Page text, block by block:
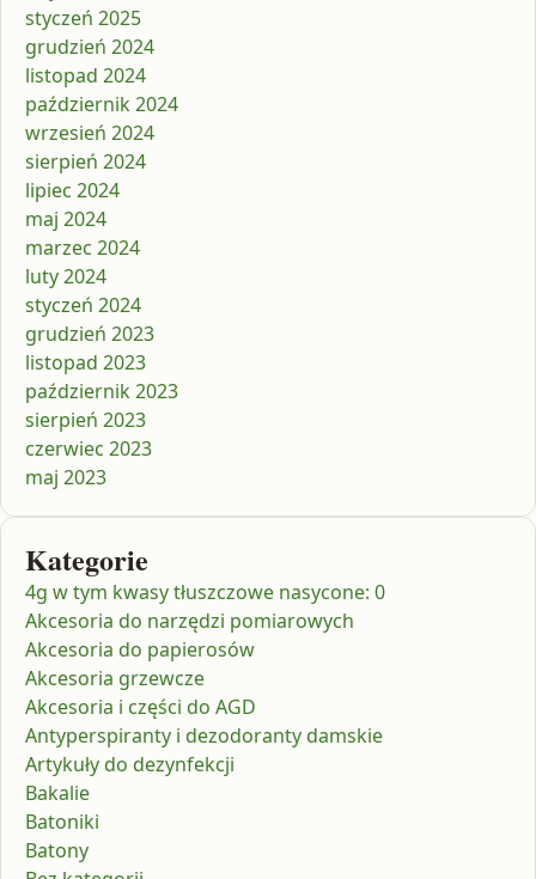
styczeń 2025
grudzień 2024
listopad 2024
październik 2024
wrzesień 2024
sierpień 2024
lipiec 2024
maj 2024
marzec 2024
luty 2024
styczeń 2024
grudzień 2023
listopad 2023
październik 2023
sierpień 2023
czerwiec 2023
maj 2023
Kategorie
4g w tym kwasy tłuszczowe nasycone: 0
Akcesoria do narzędzi pomiarowych
Akcesoria do papierosów
Akcesoria grzewcze
Akcesoria i części do AGD
Antyperspiranty i dezodoranty damskie
Artykuły do dezynfekcji
Bakalie
Batoniki
Batony